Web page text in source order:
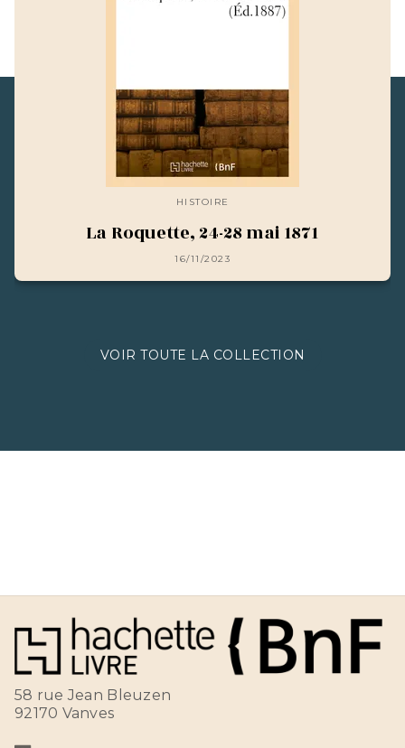
HISTOIRE
La Roquette, 24-28 mai 1871
16/11/2023
VOIR TOUTE LA COLLECTION
58 rue Jean Bleuzen
92170 Vanves